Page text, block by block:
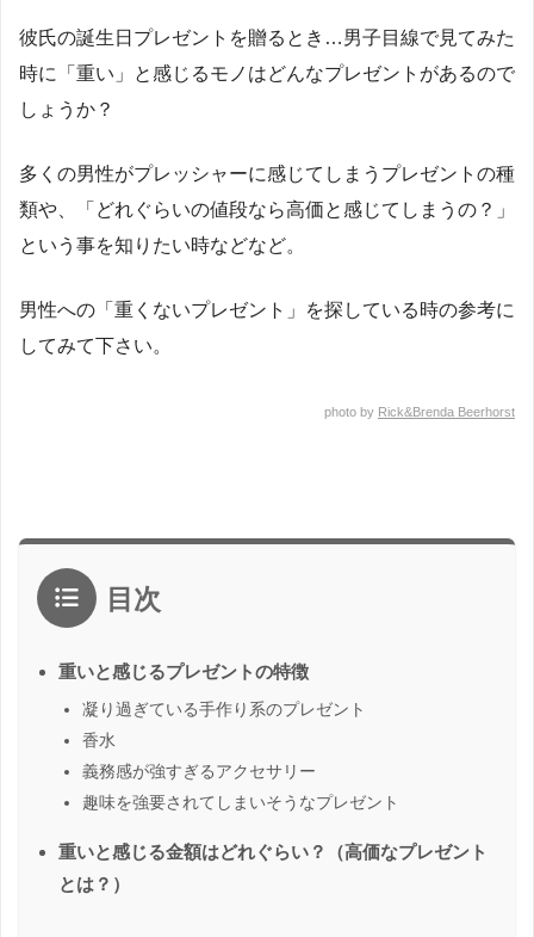
彼氏の誕生日プレゼントを贈るとき…男子目線で見てみた
時に「重い」と感じるモノはどんなプレゼントがあるので
しょうか？
多くの男性がプレッシャーに感じてしまうプレゼントの種
類や、「どれぐらいの値段なら高価と感じてしまうの？」
という事を知りたい時などなど。
男性への「重くないプレゼント」を探している時の参考に
してみて下さい。
photo by Rick&Brenda Beerhorst
目次
重いと感じるプレゼントの特徴
凝り過ぎている手作り系のプレゼント
香水
義務感が強すぎるアクセサリー
趣味を強要されてしまいそうなプレゼント
重いと感じる金額はどれぐらい？（高価なプレゼント
とは？）